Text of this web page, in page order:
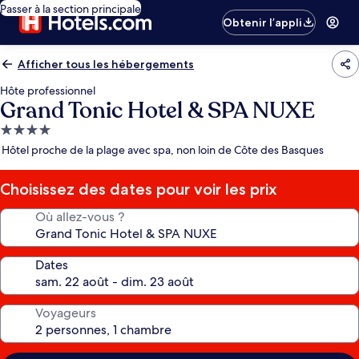
Passer à la section principale
Obtenir l’appli
Afficher tous les hébergements
Hôte professionnel
Grand Tonic Hotel & SPA NUXE
Hébergement
4.0 étoiles
Hôtel proche de la plage avec spa, non loin de Côte des Basques
Choisissez des dates pour voir les prix
Où allez-vous ?
Dates
Voyageurs